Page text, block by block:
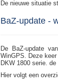
De nieuwe situatie
BaZ-update -
De BaZ-update
WinGPS. Deze
DKW 1800 serie.
Hier volgt een